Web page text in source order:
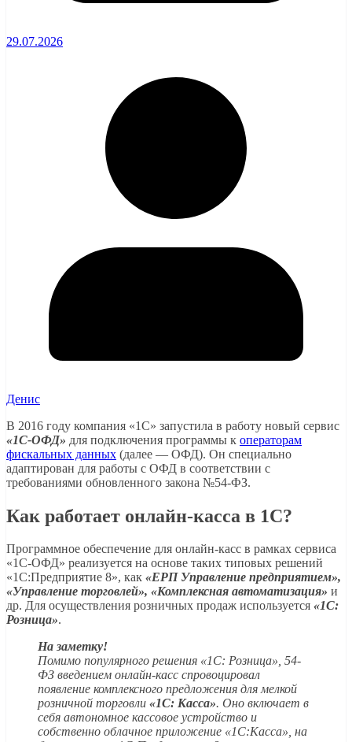
29.07.2026
Денис
В 2016 году компания «1С» запустила в работу новый сервис
«1С-ОФД» для подключения программы к операторам
фискальных данных (далее — ОФД). Он специально
адаптирован для работы с ОФД в соответствии с
требованиями обновленного закона №54-ФЗ.
Как работает онлайн-касса в 1С?
Программное обеспечение для онлайн-касс в рамках сервиса
«1С-ОФД» реализуется на основе таких типовых решений
«1С:Предприятие 8», как «ЕРП Управление предприятием»,
«Управление торговлей», «Комплексная автоматизация» и
др. Для осуществления розничных продаж используется «1С:
Розница».
На заметку!
Помимо популярного решения «1С: Розница», 54-
ФЗ введением онлайн-касс спровоцировал
появление комплексного предложения для мелкой
розничной торговли «1С: Касса». Оно включает в
себя автономное кассовое устройство и
собственно облачное приложение «1С:Касса», на